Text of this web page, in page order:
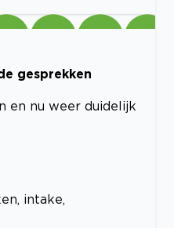
gesprekken
en nu weer duidelijk
intake,